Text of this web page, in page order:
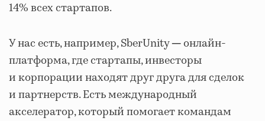
14% всех стартапов.
У нас есть, например, SberUnity— онлайн-
платформа, где стартапы, инвесторы
и корпорации находят друг друга для сделок
и партнерств. Есть международный
акселератор, который помогает командам